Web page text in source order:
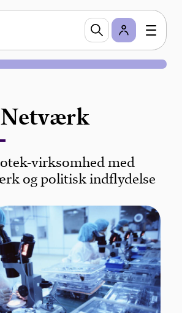
virksomhed med
og politisk indflydelse